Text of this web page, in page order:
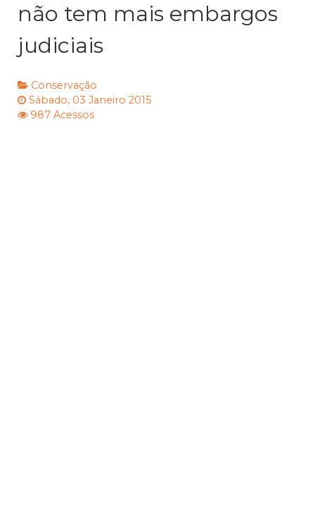
não tem mais embargos
judiciais
Conservação
Sábado, 03 Janeiro 2015
987 Acessos